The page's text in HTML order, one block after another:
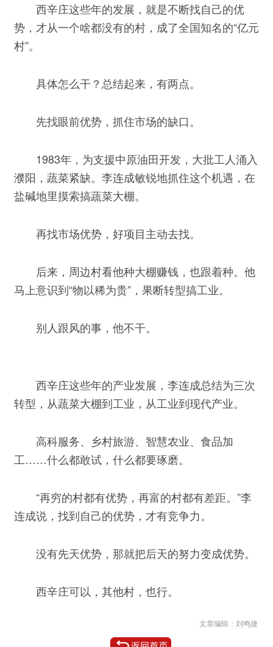
西辛庄这些年的发展，就是不断找自己的优
势，才从一个啥都没有的村，成了全国知名的“亿元
村”。
具体怎么干？总结起来，有两点。
先找眼前优势，抓住市场的缺口。
1983年，为支援中原油田开发，大批工人涌入
濮阳，蔬菜紧缺。李连成敏锐地抓住这个机遇，在
盐碱地里摸索搞蔬菜大棚。
再找市场优势，好项目主动去找。
后来，周边村看他种大棚赚钱，也跟着种。他
马上意识到“物以稀为贵”，果断转型搞工业。
别人跟风的事，他不干。
西辛庄这些年的产业发展，李连成总结为三次
转型，从蔬菜大棚到工业，从工业到现代产业。
高科服务、乡村旅游、智慧农业、食品加
工……什么都敢试，什么都要琢磨。
“再穷的村都有优势，再富的村都有差距。”李
连成说，找到自己的优势，才有竞争力。
没有先天优势，那就把后天的努力变成优势。
西辛庄可以，其他村，也行。
文章编辑：刘鸣捷